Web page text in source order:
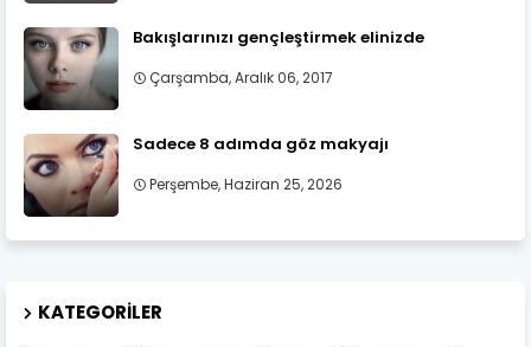
Bakışlarınızı gençleştirmek elinizde
Çarşamba, Aralık 06, 2017
Sadece 8 adımda göz makyajı
Perşembe, Haziran 25, 2026
KATEGORILER